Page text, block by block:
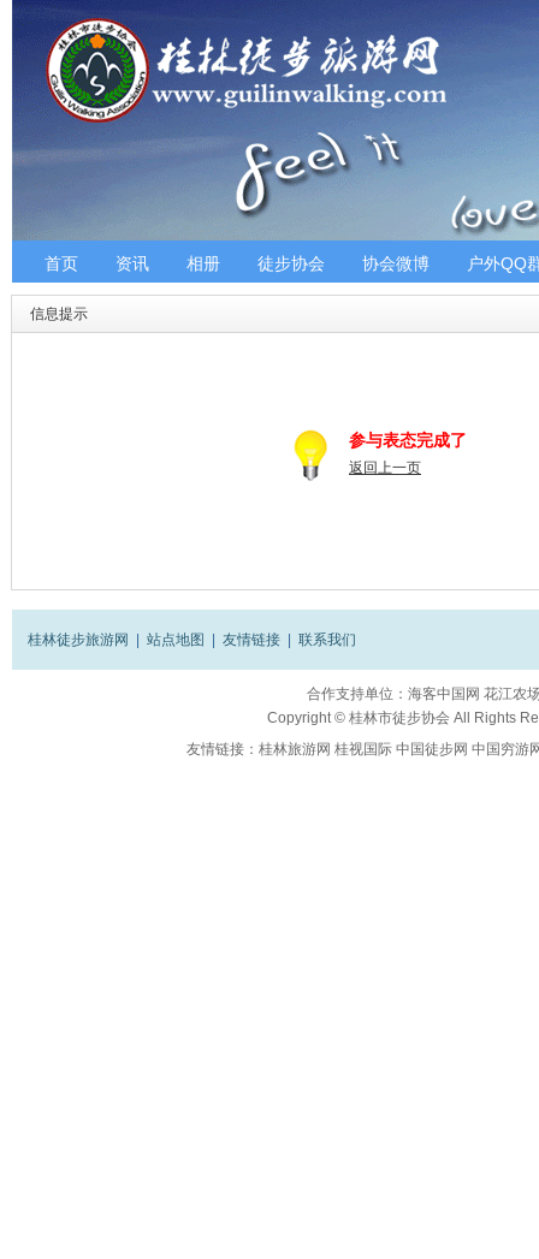
首页 资讯 相册 徒步协会 协会微博 户外QQ
信息提示
参与表态完成了
返回上一页
桂林徒步旅游网 站点地图 友情链接 联系我们
合作支持单位： 海客中国网 花江农
Copyright © 桂林市徒步协会All Rights
友情链接： 桂林旅游网 桂视国际 中国徒步网 中国穷游